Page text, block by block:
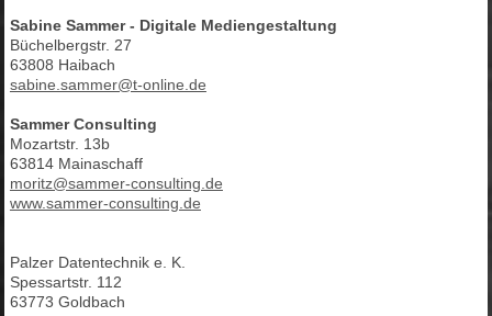
Sabine Sammer - Digitale Mediengestaltung
Büchelbergstr. 27
63808 Haibach
sabine.sammer@t-online.de
Sammer Consulting
Mozartstr. 13b
63814 Mainaschaff
moritz@sammer-consulting.de
www.sammer-consulting.de
Palzer Datentechnik e. K.
Spessartstr. 112
63773 Goldbach